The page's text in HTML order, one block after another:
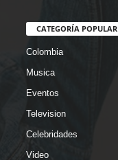
CATEGORÍA POPULAR
Colombia
Musica
Eventos
Television
Celebridades
Video